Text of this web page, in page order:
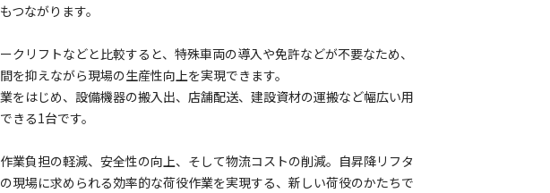
つながります。
クリフトなどと比較すると、特殊車両の導入や免許などが不要なため、
を抑えながら現場の生産性向上を実現できます。
をはじめ、設備機器の搬入出、店舗配送、建設資材の運搬など幅広い用
きる1台です。
業負担の軽減、安全性の向上、そして物流コストの削減。自昇降リフタ
現場に求められる効率的な荷役作業を実現する、新しい荷役のかたちで